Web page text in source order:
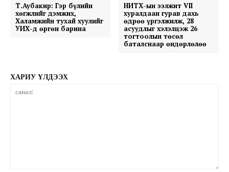
Т.Аубакир: Гэр бүлийн
хөгжлийг дэмжих,
Халамжийн тухай хуулийг
УИХ-д өргөн барина
НИТХ-ын ээлжит VII
хуралдаан гурав дахь
өдрөө үргэлжилж, 28
асуудлыг хэлэлцэж 26
тогтоолын төсөл
баталснаар өндөрлөлөө
ХАРИУ ҮЛДЭЭХ